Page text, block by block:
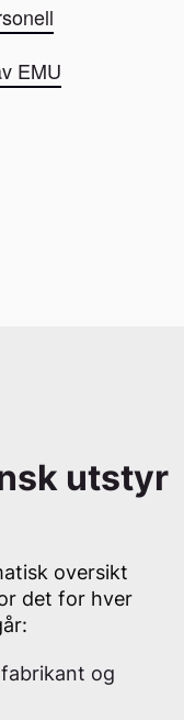
EMU
utstyr
oversikt
det for hver
og